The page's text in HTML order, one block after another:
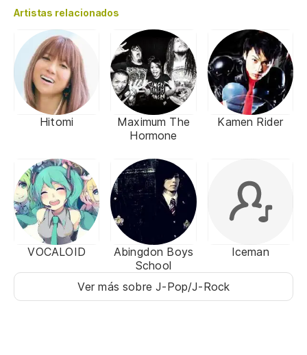
Artistas relacionados
Hitomi
Maximum The
Hormone
Kamen Rider
VOCALOID
Abingdon Boys
School
Iceman
Ver más sobre J-Pop/J-Rock